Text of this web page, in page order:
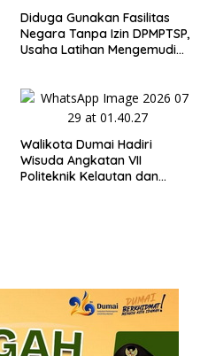
Diduga Gunakan Fasilitas
Negara Tanpa Izin DPMPTSP,
Usaha Latihan Mengemudi
Walikota Dumai Hadiri
Wisuda Angkatan VII
Politeknik Kelautan dan